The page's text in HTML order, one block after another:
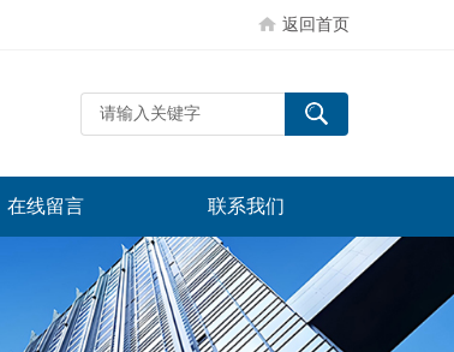
返回首页
在线留言 联系我们